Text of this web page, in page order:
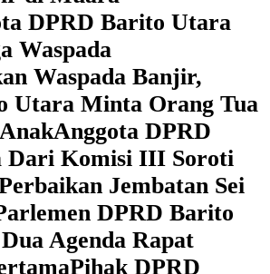
DPRD Barito Utara
Waspada
Waspada Banjir,
Utara Minta Orang Tua
Anggota DPRD
Dari Komisi III Soroti
Jembatan Sei
DPRD Barito
Agenda Rapat
Pihak DPRD